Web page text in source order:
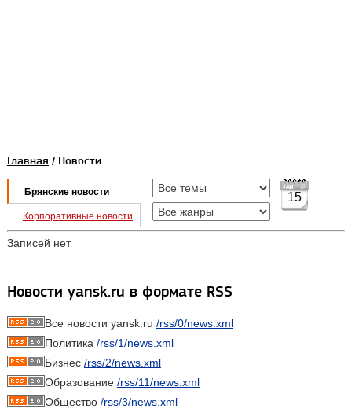
Главная / Новости
Брянские новости
Корпоративные новости
15
Записей нет
Новости yansk.ru в формате RSS
Все новости yansk.ru /rss/0/news.xml
Политика /rss/1/news.xml
Бизнес /rss/2/news.xml
Образование /rss/11/news.xml
Общество /rss/3/news.xml